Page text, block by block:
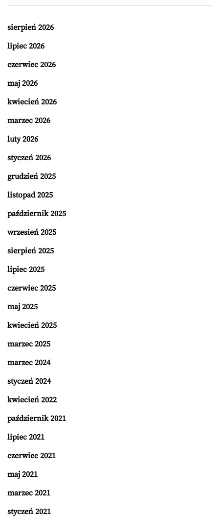
sierpień 2026
lipiec 2026
czerwiec 2026
maj 2026
kwiecień 2026
marzec 2026
luty 2026
styczeń 2026
grudzień 2025
listopad 2025
październik 2025
wrzesień 2025
sierpień 2025
lipiec 2025
czerwiec 2025
maj 2025
kwiecień 2025
marzec 2025
marzec 2024
styczeń 2024
kwiecień 2022
październik 2021
lipiec 2021
czerwiec 2021
maj 2021
marzec 2021
styczeń 2021